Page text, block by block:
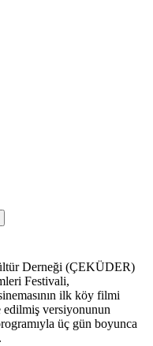
Derneği (ÇEKÜDER)
Festivali,
ilk köy filmi
edilmiş versiyonunun
üç gün boyunca